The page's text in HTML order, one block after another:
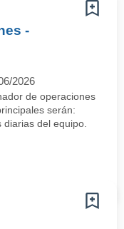
-
2026
de operaciones
serán:
del equipo.